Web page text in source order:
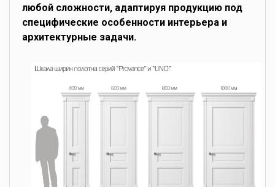
любой сложности, адаптируя продукцию под
специфические особенности интерьера и
архитектурные задачи.